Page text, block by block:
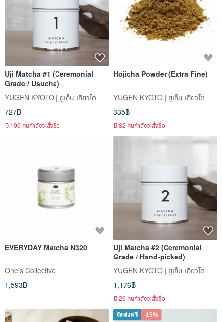
Uji Matcha #1 (Ceremonial
Grade / Usucha)
YUGEN KYOTO | ยูเก็น เกียวโต
727฿
มี 106 คนกำลังจะสั่งซื้อ
Hojicha Powder (Extra Fine)
YUGEN KYOTO | ยูเก็น เกียวโต
335฿
มี 82 คนกำลังจะสั่งซื้อ
EVERYDAY Matcha N320
One's Collective
1,593฿
Uji Matcha #2 (Ceremonial
Grade / Hand-picked)
YUGEN KYOTO | ยูเก็น เกียวโต
1,176฿
มี 26 คนกำลังจะสั่งซื้อ
จัดส่งฟรี -15%